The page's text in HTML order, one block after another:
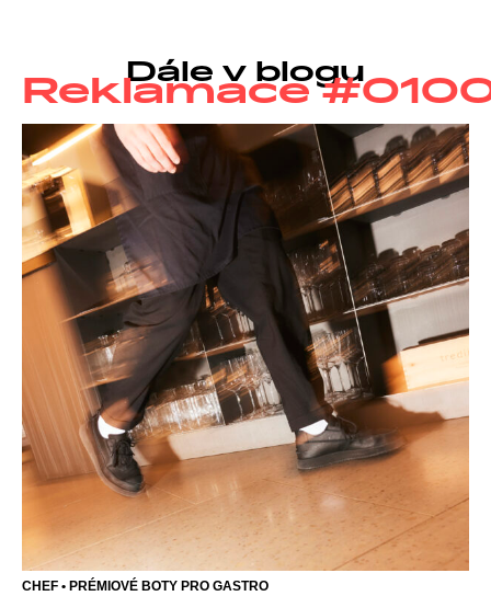
Dále v blogu
CHEF • PRÉMIOVÉ BOTY PRO GASTRO